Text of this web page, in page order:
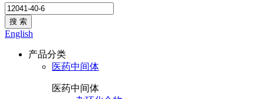
搜 索
English
产品分类
医药中间体
医药中间体